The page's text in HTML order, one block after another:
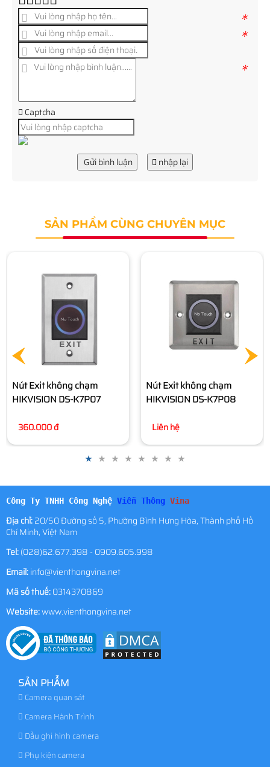
*
*
*
Captcha
Gửi bình luận nhập lại
SẢN PHẨM CÙNG CHUYÊN MỤC
Nút Exit không chạm
HIKVISION DS-K7P08
Liên hệ
HIKVISION DS-K4H258D-
850.000 đ
Công Ty TNHH Công Nghệ Viễn Thông Vina
Địa chỉ:20/50 Đường số 5, Phường Bình Hưng Hòa, Thành phố Hồ
Chí Minh, Việt Nam
Tel:(028)62.677.398 - 0909.605.998
Email:info@vienthongvina.net
Mã số thuế:0314370869
Website:www.vienthongvina.net
SẢN PHẨM
Camera quan sát
Camera Hành Trình
Đầu ghi hình camera
Phụ kiện camera